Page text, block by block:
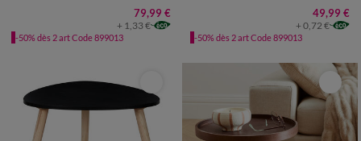
79,99 €
+ 1,33 €
-50% dès 2 art Code 899013
49,99 €
+ 0,72 €
-50% dès 2 art Code 899013